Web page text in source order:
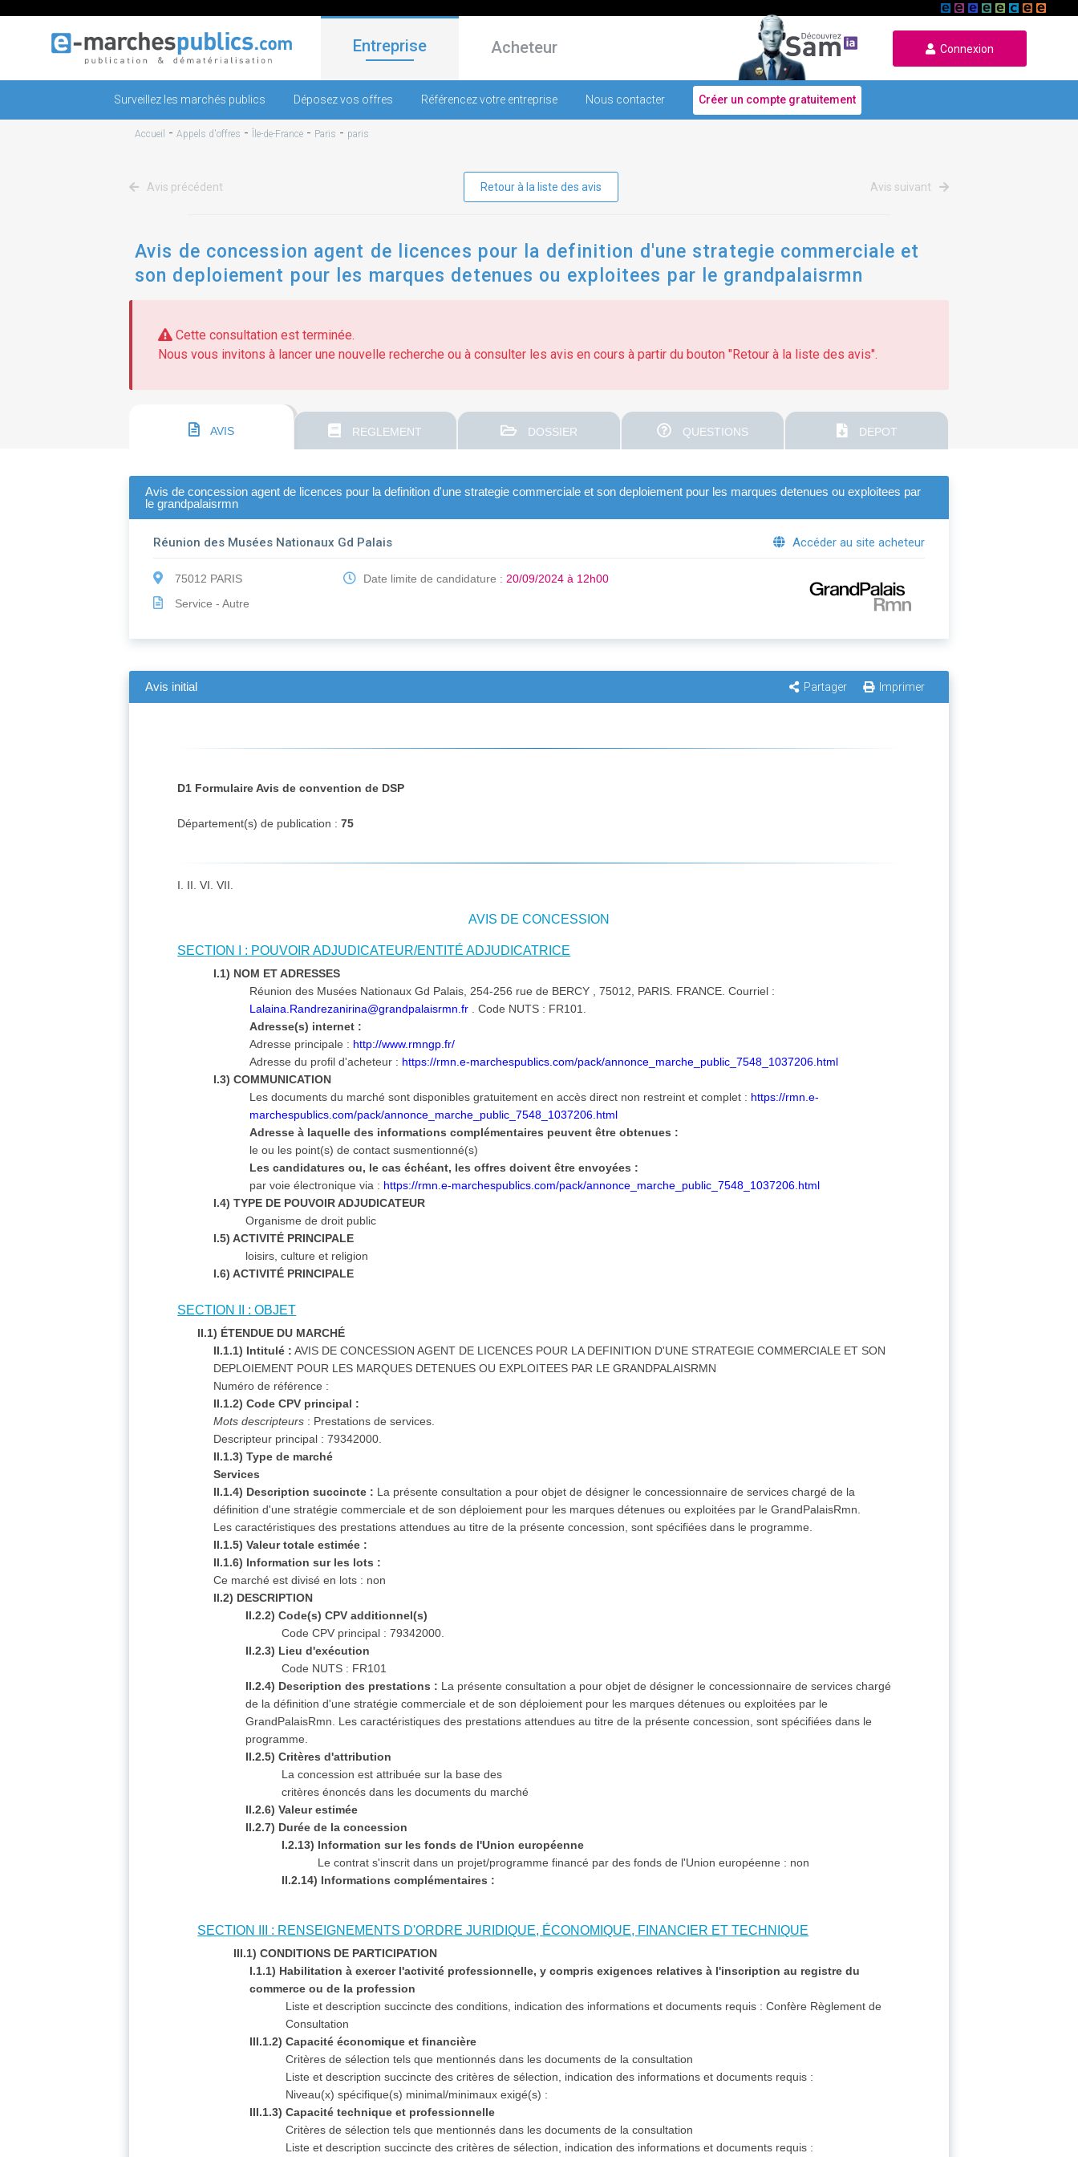
Entreprise Acheteur Connexion
Surveillez les marchés publics Déposez vos offres Référencez votre entreprise Nous contacter Créer un compte gratuitement
Accueil - Appels d'offres - Île-de-France - Paris - paris
Avis précédent Retour à la liste des avis Avis suivant
Avis de concession agent de licences pour la definition d'une strategie commerciale et
son deploiement pour les marques detenues ou exploitees par le grandpalaisrmn
Cette consultation est terminée.
Nous vous invitons à lancer une nouvelle recherche ou à consulter les avis en cours à partir du bouton "Retour à la liste des avis".
AVIS REGLEMENT DOSSIER QUESTIONS DEPOT
Avis de concession agent de licences pour la definition d'une strategie commerciale et son deploiement pour les marques detenues ou exploitees par
le grandpalaisrmn
Réunion des Musées Nationaux Gd Palais Accéder au site acheteur
75012 PARIS
Service - Autre
Date limite de candidature :20/09/2024 à 12h00
Avis initial Partager Imprimer
D1 Formulaire Avis de convention de DSP
Département(s) de publication :75
I. II. VI. VII.
AVIS DE CONCESSION
SECTION I : POUVOIR ADJUDICATEUR/ENTITÉ ADJUDICATRICE
I.1) NOM ET ADRESSES
Réunion des Musées Nationaux Gd Palais, 254-256 rue de BERCY , 75012, PARIS. FRANCE. Courriel :
Lalaina.Randrezanirina@grandpalaisrmn.fr . Code NUTS : FR101.
Adresse(s) internet :
Adresse principale : http://www.rmngp.fr/
Adresse du profil d'acheteur : https://rmn.e-marchespublics.com/pack/annonce_marche_public_7548_1037206.html
I.3) COMMUNICATION
Les documents du marché sont disponibles gratuitement en accès direct non restreint et complet : https://rmn.e-
marchespublics.com/pack/annonce_marche_public_7548_1037206.html
Adresse à laquelle des informations complémentaires peuvent être obtenues :
le ou les point(s) de contact susmentionné(s)
Les candidatures ou, le cas échéant, les offres doivent être envoyées :
par voie électronique via : https://rmn.e-marchespublics.com/pack/annonce_marche_public_7548_1037206.html
I.4) TYPE DE POUVOIR ADJUDICATEUR
Organisme de droit public
I.5) ACTIVITÉ PRINCIPALE
loisirs, culture et religion
I.6) ACTIVITÉ PRINCIPALE
SECTION II : OBJET
II.1) ÉTENDUE DU MARCHÉ
II.1.1) Intitulé : AVIS DE CONCESSION AGENT DE LICENCES POUR LA DEFINITION D'UNE STRATEGIE COMMERCIALE ET SON
DEPLOIEMENT POUR LES MARQUES DETENUES OU EXPLOITEES PAR LE GRANDPALAISRMN
Numéro de référence :
II.1.2) Code CPV principal :
Mots descripteurs : Prestations de services.
Descripteur principal : 79342000.
II.1.3) Type de marché
Services
II.1.4) Description succincte : La présente consultation a pour objet de désigner le concessionnaire de services chargé de la
définition d'une stratégie commerciale et de son déploiement pour les marques détenues ou exploitées par le GrandPalaisRmn.
Les caractéristiques des prestations attendues au titre de la présente concession, sont spécifiées dans le programme.
II.1.5) Valeur totale estimée :
II.1.6) Information sur les lots :
Ce marché est divisé en lots : non
II.2) DESCRIPTION
II.2.2) Code(s) CPV additionnel(s)
Code CPV principal : 79342000.
II.2.3) Lieu d'exécution
Code NUTS : FR101
II.2.4) Description des prestations : La présente consultation a pour objet de désigner le concessionnaire de services chargé
de la définition d'une stratégie commerciale et de son déploiement pour les marques détenues ou exploitées par le
GrandPalaisRmn. Les caractéristiques des prestations attendues au titre de la présente concession, sont spécifiées dans le
programme.
II.2.5) Critères d'attribution
La concession est attribuée sur la base des
critères énoncés dans les documents du marché
II.2.6) Valeur estimée
II.2.7) Durée de la concession
I.2.13) Information sur les fonds de l'Union européenne
Le contrat s'inscrit dans un projet/programme financé par des fonds de l'Union européenne : non
II.2.14) Informations complémentaires :
SECTION III : RENSEIGNEMENTS D'ORDRE JURIDIQUE, ÉCONOMIQUE, FINANCIER ET TECHNIQUE
III.1) CONDITIONS DE PARTICIPATION
I.1.1) Habilitation à exercer l'activité professionnelle, y compris exigences relatives à l'inscription au registre du
commerce ou de la profession
Liste et description succincte des conditions, indication des informations et documents requis : Confère Règlement de
Consultation
III.1.2) Capacité économique et financière
Critères de sélection tels que mentionnés dans les documents de la consultation
Liste et description succincte des critères de sélection, indication des informations et documents requis :
Niveau(x) spécifique(s) minimal/minimaux exigé(s) :
III.1.3) Capacité technique et professionnelle
Critères de sélection tels que mentionnés dans les documents de la consultation
Liste et description succincte des critères de sélection, indication des informations et documents requis :